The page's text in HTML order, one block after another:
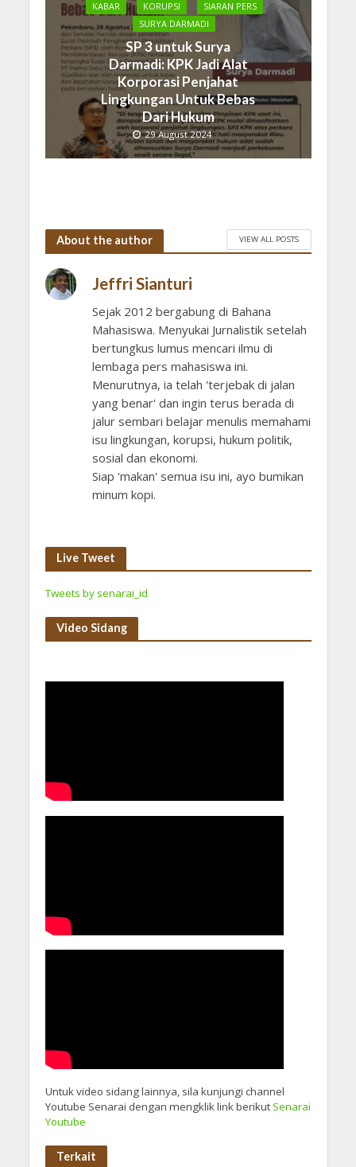
KABAR KORUPSI
SIARAN PERS
SURYA DARMADI
SP 3 untuk Surya
Darmadi: KPK Jadi Alat
Korporasi Penjahat
Lingkungan Untuk Bebas
Dari Hukum
29 August 2024
About the author VIEW ALL POSTS
Jeffri Sianturi
Sejak 2012 bergabung di Bahana
Mahasiswa. Menyukai Jurnalistik setelah
bertungkus lumus mencari ilmu di
lembaga pers mahasiswa ini.
Menurutnya, ia telah 'terjebak di jalan
yang benar' dan ingin terus berada di
jalur sembari belajar menulis memahami
isu lingkungan, korupsi, hukum politik,
sosial dan ekonomi.
Siap 'makan' semua isu ini, ayo bumikan
minum kopi.
Live Tweet
Tweets by senarai_id
Video Sidang
Untuk video sidang lainnya, sila kunjungi channel
Youtube Senarai dengan mengklik link berikutSenarai
Youtube
Terkait